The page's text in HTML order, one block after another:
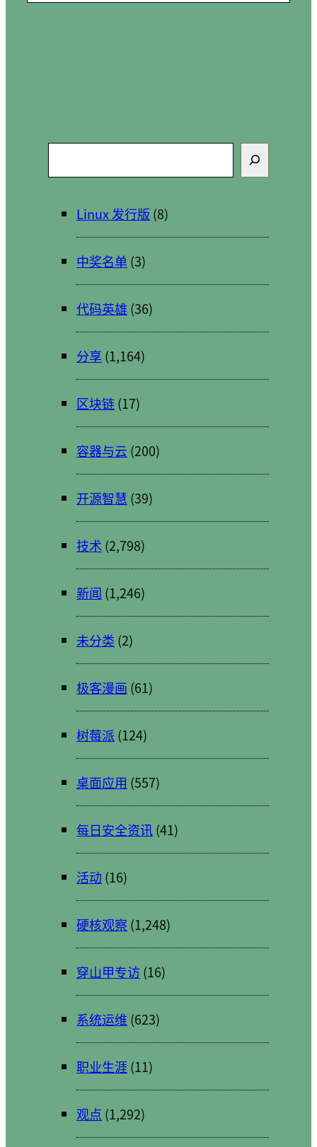
索
Linux 发行版 (8)
中奖名单 (3)
代码英雄 (36)
分享 (1,164)
区块链(17)
容器与云 (200)
开源智慧 (39)
技术 (2,798)
新闻 (1,246)
未分类 (2)
极客漫画 (61)
树莓派 (124)
桌面应用 (557)
每日安全资讯(41)
活动 (16)
硬核观察 (1,248)
穿山甲专访(16)
系统运维 (623)
职业生涯(11)
观点 (1,292)